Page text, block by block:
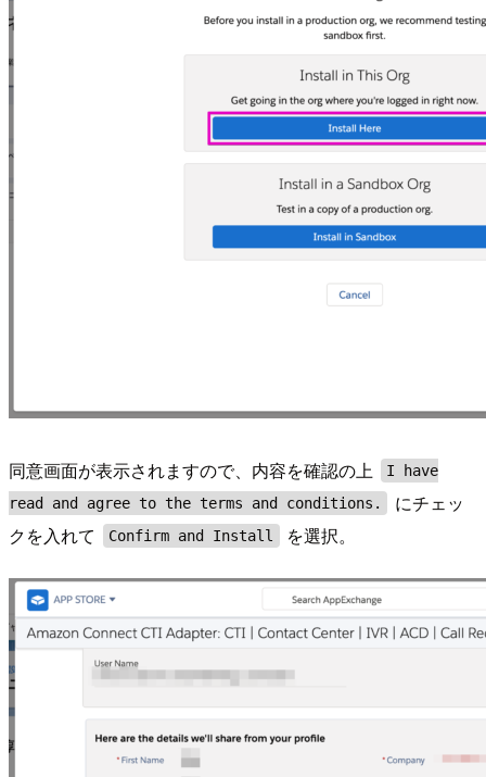
同意画面が表示されますので、内容を確認の上
I have
read and agree to the terms and conditions.
にチェッ
クを入れて
Confirm and Install を選択。